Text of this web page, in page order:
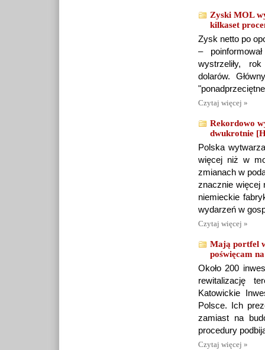
Zyski MOL
kilkaset
Zysk netto po
–
wystrzeliły,
dolarów.
Czytaj więcej »
Rekordowo
dwukrotnie
Polska
więcej niż w
zmianach w
znacznie więcej
niemieckie
wydarzeń w
Czytaj więcej »
Mają portfel
poświęcam
Około 200
rewitalizację
Katowickie
Polsce. Ich
zamiast na
procedury
Czytaj więcej »